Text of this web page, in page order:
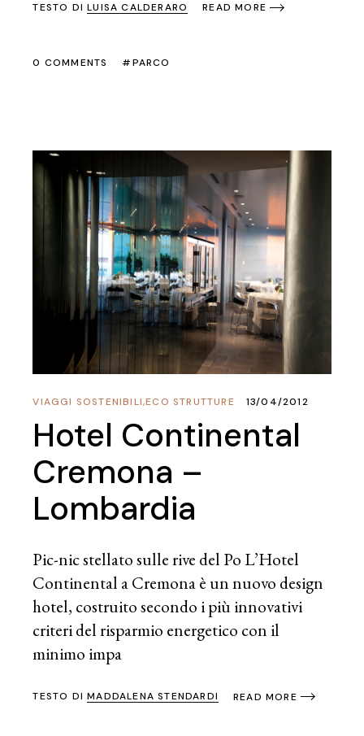
TESTO DILUISA CALDERARO READ MORE
0 COMMENTS PARCO
ECO STRUTTURE
,
VIAGGI SOSTENIBILI 13/04/2012
Hotel Continental
Cremona –
Lombardia
Pic-nic stellato sulle rive del Po L’Hotel
Continental a Cremona è un nuovo design
hotel, costruito secondo i più innovativi
criteri del risparmio energetico con il
minimo impa
TESTO DIMADDALENA STENDARDI READ MORE